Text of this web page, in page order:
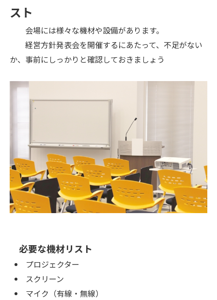
スト
会場には様々な機材や設備があります。
経営方針発表会を開催するにあたって、不足がない
か、事前にしっかりと確認しておきましょう
必要な機材リスト
プロジェクター
スクリーン
マイク（有線・無線）